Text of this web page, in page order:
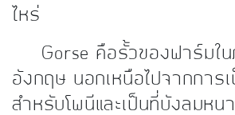
ไหร่
Gorse คือรั้วของฟาร์มใน
อังกฤษ นอกเหนือไปจากการ
สำหรับโพนีและเป็นที่บังลมหน